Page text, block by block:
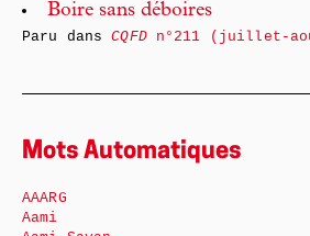
Boire sans déboires
Paru dansCQFDn°211 (juillet-
Mots Automatiques
AAARG
Aami